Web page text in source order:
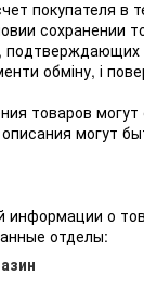
покупателя в
сохранении
подтверждающих
обміну, і
товаров могут
могут
информации о
отделы: